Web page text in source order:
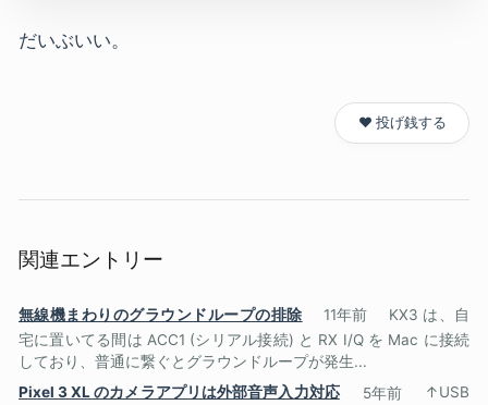
だいぶいい。
❤️ 投げ銭する
関連エントリー
無線機まわりのグラウンドループの排除 11年前
KX3 は、自
宅に置いてる間は ACC1 (シリアル接続) と RX I/Q を Mac に接続
しており、普通に繋ぐとグラウンドループが発生...
Pixel 3 XL のカメラアプリは外部音声入力対応
5年前
↑USB